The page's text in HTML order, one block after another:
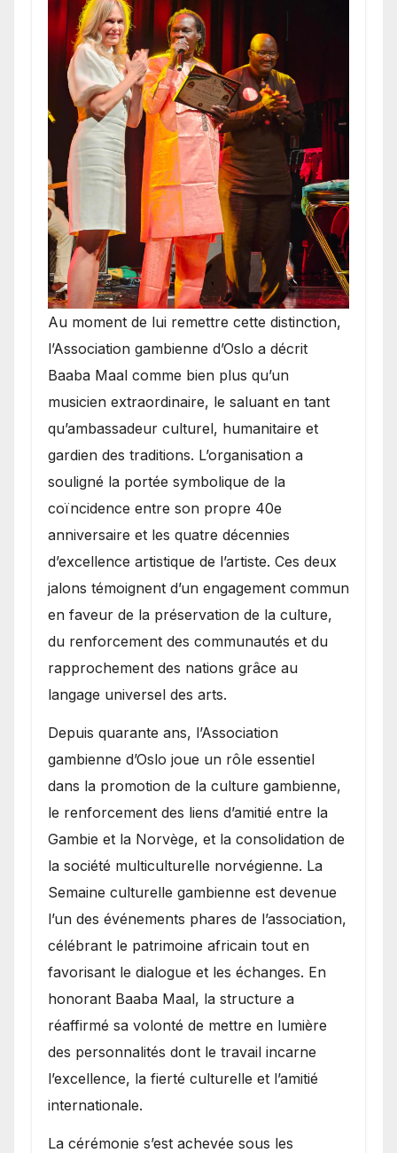
​Au moment de lui remettre cette distinction,
l’Association gambienne d’Oslo a décrit
Baaba Maal comme bien plus qu’un
musicien extraordinaire, le saluant en tant
qu’ambassadeur culturel, humanitaire et
gardien des traditions. L’organisation a
souligné la portée symbolique de la
coïncidence entre son propre 40e
anniversaire et les quatre décennies
d’excellence artistique de l’artiste. Ces deux
jalons témoignent d’un engagement commun
en faveur de la préservation de la culture,
du renforcement des communautés et du
rapprochement des nations grâce au
langage universel des arts.
​Depuis quarante ans, l’Association
gambienne d’Oslo joue un rôle essentiel
dans la promotion de la culture gambienne,
le renforcement des liens d’amitié entre la
Gambie et la Norvège, et la consolidation de
la société multiculturelle norvégienne. La
Semaine culturelle gambienne est devenue
l’un des événements phares de l’association,
célébrant le patrimoine africain tout en
favorisant le dialogue et les échanges. En
honorant Baaba Maal, la structure a
réaffirmé sa volonté de mettre en lumière
des personnalités dont le travail incarne
l’excellence, la fierté culturelle et l’amitié
internationale.
​La cérémonie s’est achevée sous les